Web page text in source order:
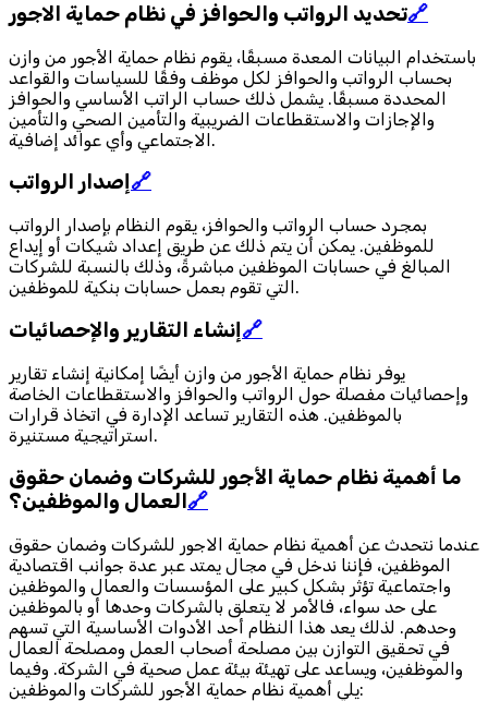
تحديد الرواتب والحوافز في نظام حماية الاجور🔗
باستخدام البيانات المعدة مسبقًا، يقوم نظام حماية الأجور من وازن
بحساب الرواتب والحوافز لكل موظف وفقًا للسياسات والقواعد
المحددة مسبقًا. يشمل ذلك حساب الراتب الأساسي والحوافز
والإجازات والاستقطاعات الضريبية والتأمين الصحي والتأمين
الاجتماعي وأي عوائد إضافية.
إصدار الرواتب 🔗
بمجرد حساب الرواتب والحوافز، يقوم النظام بإصدار الرواتب
للموظفين. يمكن أن يتم ذلك عن طريق إعداد شيكات أو إيداع
المبالغ في حسابات الموظفين مباشرةً، وذلك بالنسبة للشركات
التي تقوم بعمل حسابات بنكية للموظفين.
إنشاء التقارير والإحصائيات 🔗
يوفر نظام حماية الأجور من وازن أيضًا إمكانية إنشاء تقارير
وإحصائيات مفصلة حول الرواتب والحوافز والاستقطاعات الخاصة
بالموظفين. هذه التقارير تساعد الإدارة في اتخاذ قرارات
استراتيجية مستنيرة.
ما أهمية نظام حماية الأجور للشركات وضمان حقوق
العمال والموظفين؟ 🔗
عندما نتحدث عن أهمية نظام حماية الاجور للشركات وضمان حقوق
الموظفين، فإننا ندخل في مجال يمتد عبر عدة جوانب اقتصادية
واجتماعية تؤثر بشكل كبير على المؤسسات والعمال والموظفين
على حد سواء، فالأمر لا يتعلق بالشركات وحدها أو بالموظفين
وحدهم. لذلك يعد هذا النظام أحد الأدوات الأساسية التي تسهم
في تحقيق التوازن بين مصلحة أصحاب العمل ومصلحة العمال
والموظفين، ويساعد على تهيئة بيئة عمل صحية في الشركة. وفيما
يلي أهمية نظام حماية الأجور للشركات والموظفين: